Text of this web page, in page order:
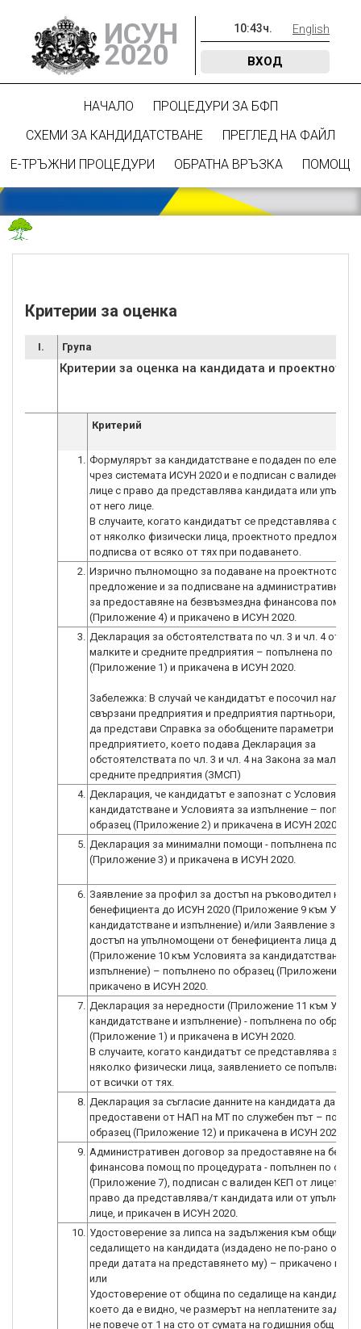
ИСУН
2020
10:43ч. English
ВХОД
НАЧАЛО
ПРОЦЕДУРИ ЗА БФП
СХЕМИ ЗА КАНДИДАТСТВАНЕ
ПРЕГЛЕД НА ФАЙЛ
Е-ТРЪЖНИ ПРОЦЕДУРИ
ОБРАТНА ВРЪЗКА ПОМОЩ
Критерии за оценка
I. Група
Критерии за оценка на кандидата и проектното
Критерий
1. Формулярът за кандидатстване е подаден по
чрез системата ИСУН 2020 и е подписан с валиден
лице с право да представлява кандидата или
от него лице.
В случаите, когато кандидатът се представлява само
от няколко физически лица, проектното
2. Изрично пълномощно за подаване на проектното
предложение и за подписване на административния
за предоставяне на безвъзмездна финансова помощ
(Приложение 4) и прикачено в ИСУН 2020.
3. Декларация за обстоятелствата по чл. 3 и чл. 4 от
малките и средните предприятия – попълнена по
(Приложение 1) и прикачена в ИСУН 2020.
Забележка: В случай че кандидатът е посочил
свързани предприятия и предприятия партньори, то
да представи Справка за обобщените параметри на
предприятието, което подава Декларация за
обстоятелствата по чл. 3 и чл. 4 на Закона за малките
4. Декларация, че кандидатът е запознат с Условията за
кандидатстване и Условията за изпълнение –
образец (Приложение 2) и прикачена в ИСУН 2020.
5. Декларация за минимални помощи - попълнена по
(Приложение 3) и прикачена в ИСУН 2020.
6. Заявление за профил за достъп на ръководител на
бенефициента до ИСУН 2020 (Приложение 9 към
кандидатстване и изпълнение) и/или Заявление за
достъп на упълномощени от бенефициента лица до
(Приложение 10 към Условията за кандидатстване и
изпълнение) – попълнено по образец (Приложение 1)
прикачено в ИСУН 2020.
7. Декларация за нередности (Приложение 11 към
кандидатстване и изпълнение) - попълнена по образец
(Приложение 1) и прикачена в ИСУН 2020.
В случаите, когато кандидатът се представлява
няколко физически лица, заявлението се попълва и
8. Декларация за съгласие данните на кандидата да
предоставени от НАП на МТ по служебен път –
образец (Приложение 12) и прикачена в ИСУН 2020.
9. Административен договор за предоставяне на
финансова помощ по процедурата - попълнен по
(Приложение 7), подписан с валиден КЕП от лицето/
право да представлява/т кандидата или от
лице, и прикачен в ИСУН 2020.
10. Удостоверение за липса на задължения към
седалището на кандидата (издадено не по-рано от 6
преди датата на представянето му) – прикачено в
или
Удостоверение от община по седалище на кандидата,
което да е видно, че размерът на неплатените
не повече от 1 на сто от сумата на годишния общ